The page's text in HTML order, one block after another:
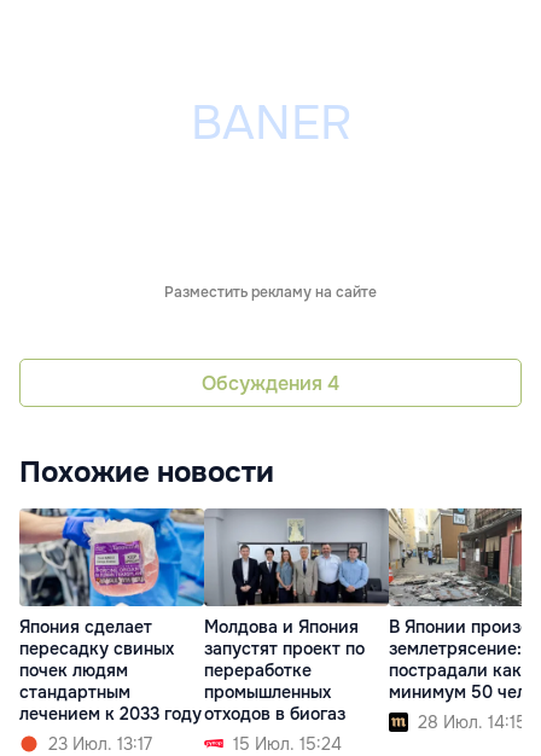
Разместить рекламу на сайте
Обсуждения 4
Похожие новости
Япония сделает
пересадку свиных
почек людям
стандартным
лечением к 2033 году
23 Июл. 13:17
Молдова и Япония
запустят проект по
переработке
промышленных
отходов в биогаз
15 Июл. 15:24
В Японии
землетрясение:
пострадали как
минимум 50
28 Июл. 14:15